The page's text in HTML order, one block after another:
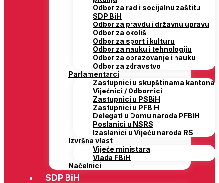
Odbor za rad i socijalnu zaštitu
SDP BiH
Odbor za pravdu i državnu upravu
Odbor za okoliš
Odbor za sport i kulturu
Odbor za nauku i tehnologiju
Odbor za obrazovanje i nauku
Odbor za zdravstvo
Parlamentarci
Zastupnici u skupštinama kantona
Vijećnici / Odbornici
Zastupnici u PSBiH
Zastupnici u PFBiH
Delegati u Domu naroda PFBiH
Poslanici u NSRS
Izaslanici u Vijeću naroda RS
Izvršna vlast
Vijeće ministara
Vlada FBiH
Načelnici
SDP BiH